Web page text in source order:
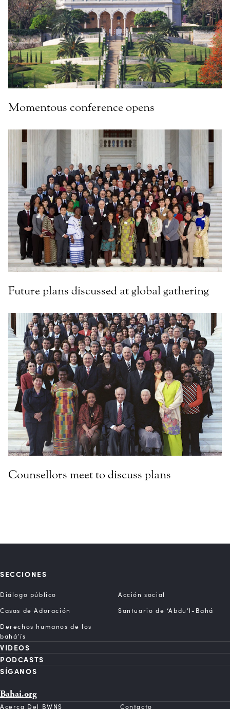
Momentous conference opens
Future plans discussed at global gathering
Counsellors meet to discuss plans
SECCIONES
Diálogo público
Acción social
Casas de Adoración
Santuario de ‘Abdu’l-Bahá
Derechos humanos de los
bahá’ís
VIDEOS
PODCASTS
SÍGANOS
Bahai.org
Acerca Del BWNS Contacto